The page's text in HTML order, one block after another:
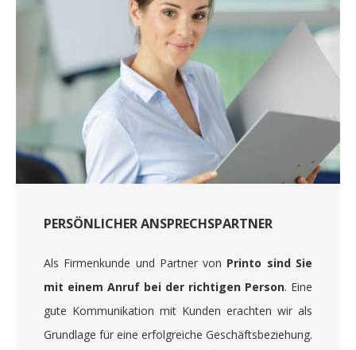
PERSÖNLICHER ANSPRECHSPARTNER
Als Firmenkunde und Partner von Printo sind Sie
mit einem Anruf bei der richtigen Person. Eine
gute Kommunikation mit Kunden erachten wir als
Grundlage für eine erfolgreiche Geschäftsbeziehung.